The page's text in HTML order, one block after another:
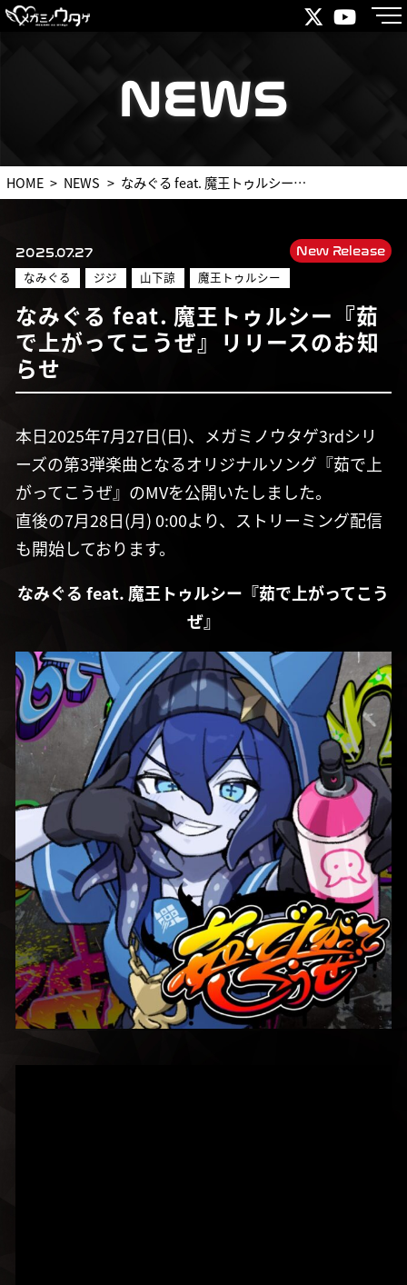
NEWS
NEWS
HOME NEWS なみぐる feat. 魔王トゥルシー『茹で上がってこうぜ』リリースのお知らせ
New Release
2025.07.27
なみぐる ジジ 山下諒 魔王トゥルシー
なみぐる feat. 魔王トゥルシー『茹
で上がってこうぜ』リリースのお知
らせ
本日2025年7月27日(日)、メガミノウタゲ3rdシリ
ーズの第3弾楽曲となるオリジナルソング『茹で上
がってこうぜ』のMVを公開いたしました。
直後の7月28日(月) 0:00より、ストリーミング配信
も開始しております。
なみぐる feat. 魔王トゥルシー『茹で上がってこう
ぜ』